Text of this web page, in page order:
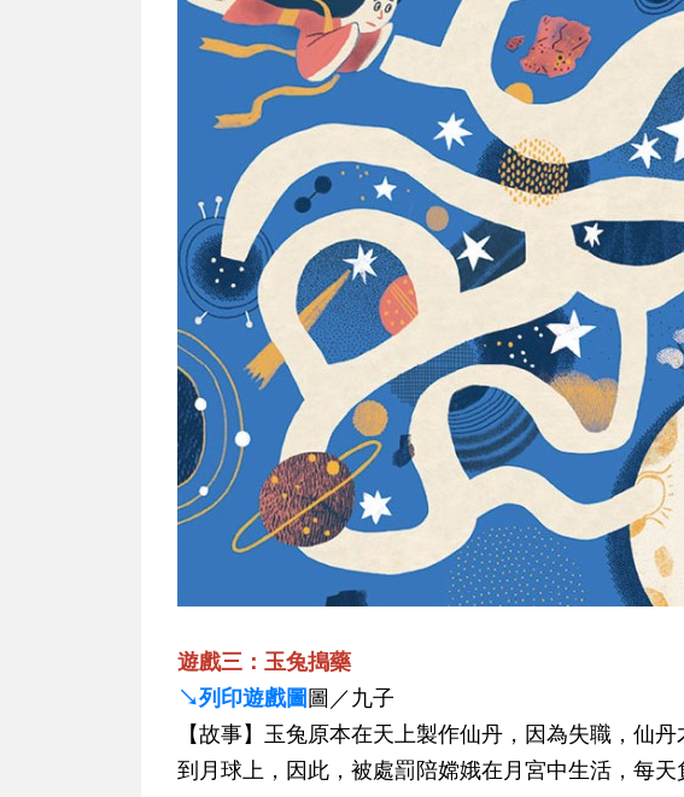
遊戲三：玉兔搗藥
↘列印遊戲圖圖／九子
【故事】玉兔原本在天上製作仙丹，因為失職，仙
到月球上，因此，被處罰陪嫦娥在月宮中生活，每天